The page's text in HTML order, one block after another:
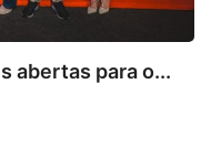
abertas para o...